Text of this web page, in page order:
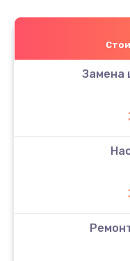
Замена